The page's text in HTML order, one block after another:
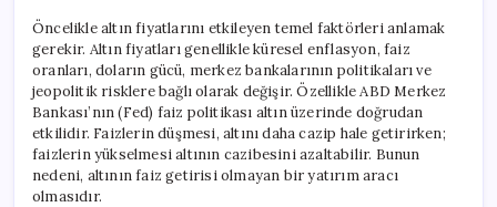
Öncelikle altın fiyatlarını etkileyen temel faktörleri anlamak
gerekir. Altın fiyatları genellikle küresel enflasyon, faiz
oranları, doların gücü, merkez bankalarının politikaları ve
jeopolitik risklere bağlı olarak değişir. Özellikle ABD Merkez
Bankası’nın (Fed) faiz politikası altın üzerinde doğrudan
etkilidir. Faizlerin düşmesi, altını daha cazip hale getirirken;
faizlerin yükselmesi altının cazibesini azaltabilir. Bunun
nedeni, altının faiz getirisi olmayan bir yatırım aracı
olmasıdır.